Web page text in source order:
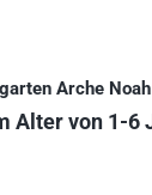
Arche
Alter von 1-6